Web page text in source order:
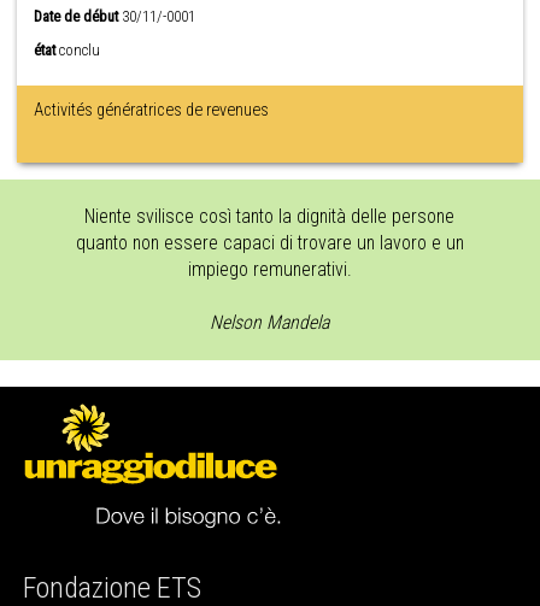
Date de début30/11/-0001
état conclu
Activités génératrices de revenues
Niente svilisce così tanto la dignità delle persone
quanto non essere capaci di trovare un lavoro e un
impiego remunerativi.
Nelson Mandela
Fondazione ETS